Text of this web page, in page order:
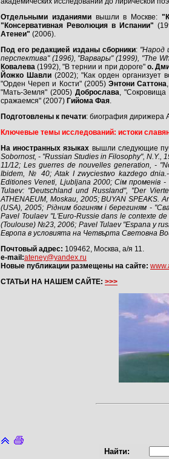
Отдельными изданиямивышли в Москве:
"Консервативная Революция в Испании"
Атенеи" (2006).
Под его редакцией изданы сборники: "Народ
перспектива" (1996), "Варвары" (1999), "The
Ковалева(1992), "В тернии и при дороге" о.
Йожко Шавли (2002); "Как орден организует
"Орден Череп и Кости" (2005)Энтони Саттона
"Мать-Земля" (2005) Доброслава,
сражаемся" (2007) Гийома Фая.
Подготовлены к печати: биография дирижера
Ключевые темы исследований: истоки
На иностранных языках вышли следующие
Sobornost, - "Russian Studies in Filosophy",
11/12; Les guerres de nouvelles generation, -
Ibidem, № 40; Atak I zwyciestwo kazdego
Editiones Veneti, Ljubljana 2000; Сiм променiв
Tulaev: "Deutschland und Russland", "Der
ATHENAEUM, Moskau, 2005; BUYAN SPEAKS.
(USA), 2005; Рiдним богиням i берегиням -
Pavel Toulaev "L'Euro-Russie dans le contexte
(Toulouse) №23, 2006; Pavel Tulaev "Espana y
Европа в условията на Четвърта Световна
Почтовый адрес: 109462, Москва, а/я 11.
e-mail:ateney@yandex.ru
Новые публикации размещены на сайте:
СТАТЬИ НА НАШЕМ САЙТЕ: >>>
Найти: